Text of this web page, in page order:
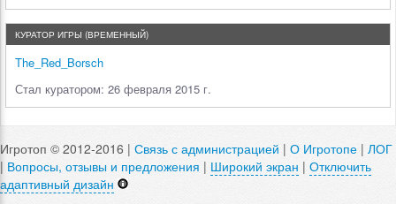
КУРАТОР ИГРЫ (ВРЕМЕННЫЙ)
The_Red_Borsch
Стал куратором: 26 февраля 2015 г.
Игротоп © 2012-2016 | Связь с администрацией | О Игротопе | ЛОГ
| Вопросы, отзывы и предложения | Широкий экран | Отключить
адаптивный дизайн